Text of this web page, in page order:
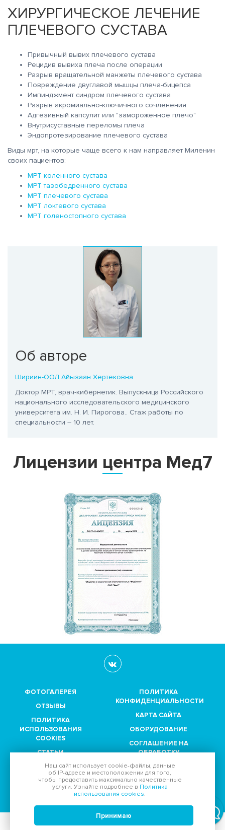
ХИРУРГИЧЕСКОЕ ЛЕЧЕНИЕ
ПЛЕЧЕВОГО СУСТАВА
Привычный вывих плечевого сустава
Рецидив вывиха плеча после операции
Разрыв вращательной манжеты плечевого сустава
Повреждение двуглавой мышцы плеча-бицепса
Импинджмент синдром плечевого сустава
Разрыв акромиально-ключичного сочленения
Адгезивный капсулит или "замороженное плечо"
Внутрисуставные переломы плеча
Эндопротезирование плечевого сустава
Виды мрт, на которые чаще всего к нам направляет Миленин
своих пациентов:
МРТ коленного сустава
МРТ тазобедренного сустава
МРТ плечевого сустава
МРТ локтевого сустава
МРТ голеностопного сустава
Об авторе
Шириин-ООЛ Айызаан Хертековна
Доктор МРТ, врач-кибернетик. Выпускница Российского
национального исследовательского медицинского
университета им. Н. И. Пирогова.. Стаж работы по
специальности – 10 лет.
Лицензии центра Мед7
ФОТОГАЛЕРЕЯ
ОТЗЫВЫ
ПОЛИТИКА
ИСПОЛЬЗОВАНИЯ
COOKIES
СТАТЬИ
ПАРТНЕРЫ
ПОЛИТИКА
КОНФИДЕНЦИАЛЬНОСТИ
КАРТА САЙТА
ОБОРУДОВАНИЕ
СОГЛАШЕНИЕ НА
ОБРАБОТКУ
ДАННЫХ
Принимаем к оплате:
© 2011-2026, Диагностический центр "МедСевен":
Наш сайт использует cookie-файлы, данные
об IP-адресе и местоположении для того,
чтобы предоставить максимально качественные
услуги. Узнайте подробнее в Политика
использования cookies.
Принимаю